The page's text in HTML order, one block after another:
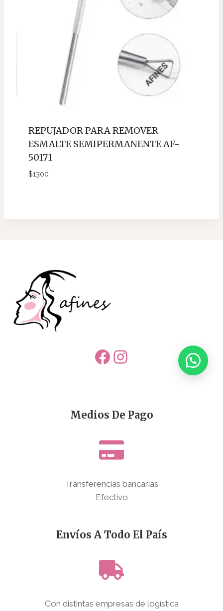
REPUJADOR PARA REMOVER
ESMALTE SEMIPERMANENTE AF-
50171
$1300
Facebook
Instagram
Medios De Pago
Transferencias bancarias
Efectivo
Envíos A Todo El País
Con distintas empresas de logística